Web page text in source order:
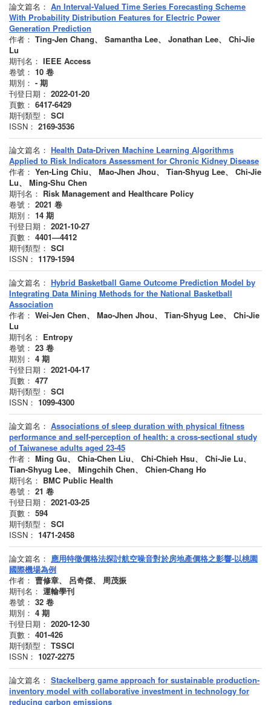
論文篇名： An Interval-Valued Time Series Forecasting Scheme
With Probability Distribution Features for Electric Power
Generation Prediction
作者： Ting-Jen Chang、 Samantha Lee、 Jonathan Lee、 Chi-Jie
Lu
期刊名： IEEE Access
卷號： 10 卷
期別： - 期
刊登日期： 2022-01-20
頁數： 6417-6429
期刊類型： SCI
ISSN： 2169-3536
論文篇名： Health Data-Driven Machine Learning Algorithms
Applied to Risk Indicators Assessment for Chronic Kidney Disease
作者： Yen-Ling Chiu、 Mao-Jhen Jhou、 Tian-Shyug Lee、 Chi-Jie
Lu、 Ming-Shu Chen
期刊名： Risk Management and Healthcare Policy
卷號： 2021 卷
期別： 14 期
刊登日期： 2021-10-27
頁數： 4401—4412
期刊類型： SCI
ISSN： 1179-1594
論文篇名： Hybrid Basketball Game Outcome Prediction Model by
Integrating Data Mining Methods for the National Basketball
Association
作者： Wei-Jen Chen、 Mao-Jhen Jhou、 Tian-Shyug Lee、 Chi-Jie
Lu
期刊名： Entropy
卷號： 23 卷
期別： 4 期
刊登日期： 2021-04-17
頁數： 477
期刊類型： SCI
ISSN： 1099-4300
論文篇名： Associations of sleep duration with physical fitness
performance and self-perception of health: a cross-sectional study
of Taiwanese adults aged 23-45
作者： Ming Gu、 Chia-Chen Liu、 Chi-Chieh Hsu、 Chi-Jie Lu、
Tian-Shyug Lee、 Mingchih Chen、 Chien-Chang Ho
期刊名： BMC Public Health
卷號： 21 卷
刊登日期： 2021-03-25
頁數： 594
期刊類型： SCI
ISSN： 1471-2458
論文篇名： 應用特徵價格法探討航空噪音對於房地產價格之影響-以桃園
國際機場為例
作者： 曹修章、 呂奇傑、 周茂振
期刊名： 運輸學刊
卷號： 32 卷
期別： 4 期
刊登日期： 2020-12-30
頁數： 401-426
期刊類型： TSSCI
ISSN： 1027-2275
論文篇名： Stackelberg game approach for sustainable production-
inventory model with collaborative investment in technology for
reducing carbon emissions